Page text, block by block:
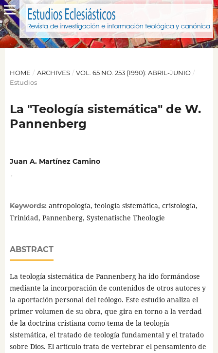
HOME / ARCHIVES / VOL. 65 NO. 253 (1990): ABRIL-JUNIO /
Estudios
La "Teología sistemática" de W.
Pannenberg
Juan A. Martínez Camino
Keywords: antropología, teología sistemática, cristología,
Trinidad, Pannenberg, Systenatische Theologie
ABSTRACT
La teología sistemática de Pannenberg ha ido formándose
mediante la incorporación de contenidos de otros autores y
la aportación personal del teólogo. Este estudio analiza el
primer volumen de su obra, que gira en torno a la verdad
de la doctrina cristiana como tema de la teología
sistemática, el tratado de teología fundamental y el tratado
sobre Dios. El artículo trata de vertebrar el pensamiento de